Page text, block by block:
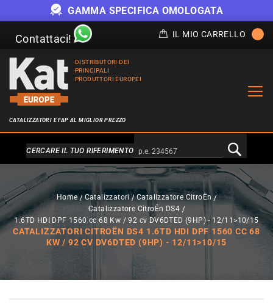
GAMMA SPECIFICA OMOLOGATA
Contattaci! IL MIO CARRELLO
DISTRIBUTORI DEI
PRINCIPALI
PRODUTTORI EUROPEI
CATALIZZATORI E FAP AL MIGLIOR PREZZO
Alternativa a Doofinder
CERCARE IL TUO RIFERIMENTO
Home Catalizzatori Catalizzatore CitroËn
Catalizzatore CitroËn DS4
1.6TD HDI DPF 1560 cc 68 Kw / 92 cv DV6DTED (9HP) - 12/11>10/15
CATALIZZATORI CITROËN DS4 1.6TD HDI DPF 1560 CC 68
KW / 92 CV DV6DTED (9HP) - 12/11>10/15